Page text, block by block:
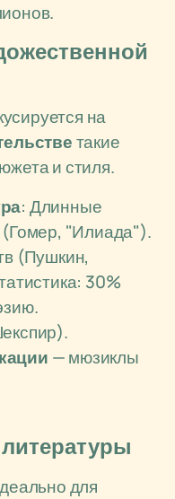
на
такие
и стиля.
: Длинные
(Гомер, "Илиада").
(Пушкин,
30%
— мюзиклы
для